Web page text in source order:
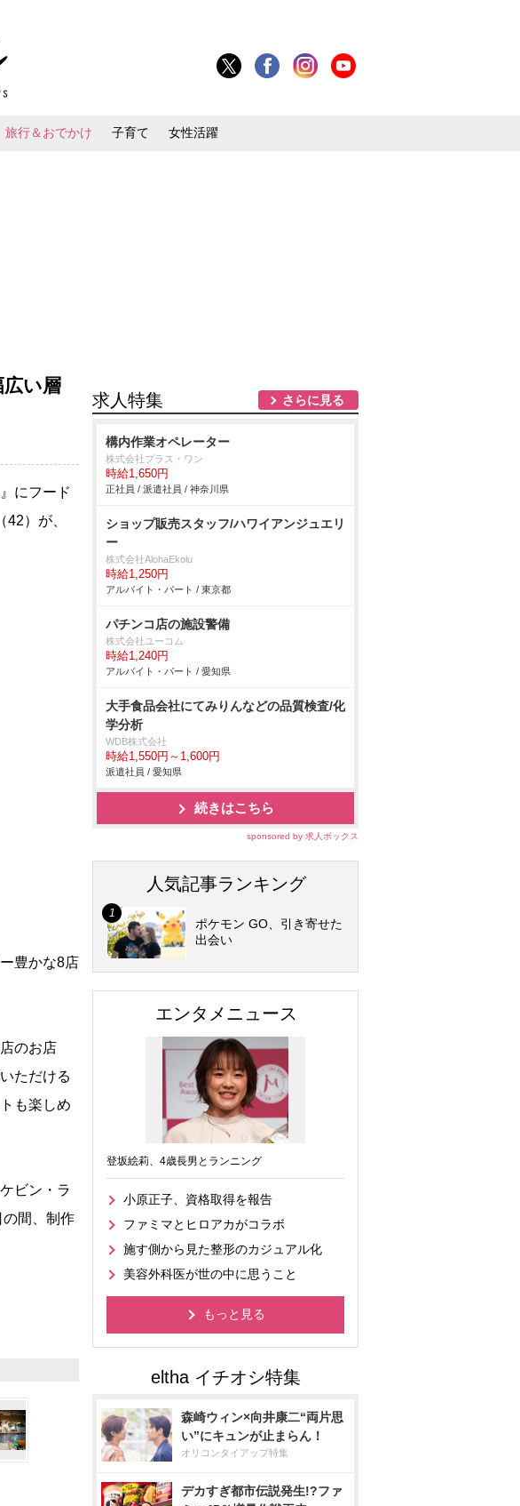
旅行＆おでかけ 子育て 女性活躍
い層
にフード
（42）が、
豊かな8店
のお店
ただける
も楽しめ
ビン・ラ
間、制作
求人特集 さらに見る
構内作業オペレーター
株式会社プラス・ワン
時給1,650円
正社員 / 派遣社員 / 神奈川県
ショップ販売スタッフ/ハワイアンジュエリ
ー
株式会社AlohaEkolu
時給1,250円
アルバイト・パート / 東京都
パチンコ店の施設警備
株式会社ユーコム
時給1,240円
アルバイト・パート / 愛知県
大手食品会社にてみりんなどの品質検査/化
学分析
WDB株式会社
時給1,550円～1,600円
派遣社員 / 愛知県
続きはこちら
sponsored by 求人ボックス
人気記事ランキング
ポケモン GO、引き寄せた
出会い
エンタメニュース
登坂絵莉、4歳長男とランニング
小原正子、資格取得を報告
ファミマとヒロアカがコラボ
施す側から見た整形のカジュアル化
美容外科医が世の中に思うこと
もっと見る
森崎ウィン×向井康二“両片思
い”にキュンが止まらん！
オリコンタイアップ特集
デカすぎ都市伝説発生!?ファ